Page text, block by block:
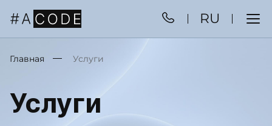
RU
Главная Услуги
Услуги